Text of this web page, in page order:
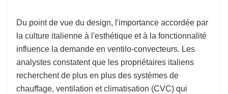
Du point de vue du design, l'importance accordée par
la culture italienne à l'esthétique et à la fonctionnalité
influence la demande en ventilo-convecteurs. Les
analystes constatent que les propriétaires italiens
recherchent de plus en plus des systèmes de
chauffage, ventilation et climatisation (CVC) qui